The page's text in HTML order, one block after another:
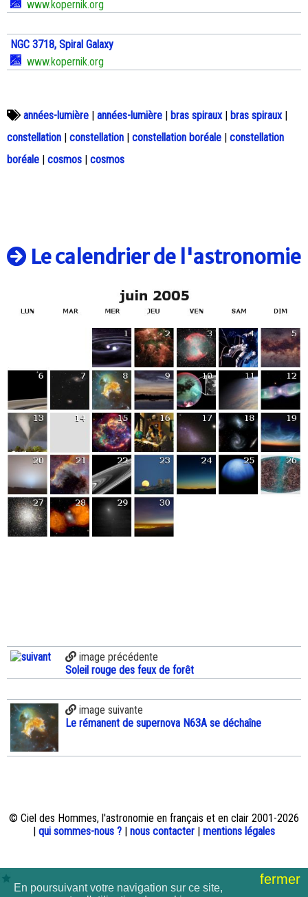
www.kopernik.org
NGC 3718, Spiral Galaxy
www.kopernik.org
années-lumière années-lumière bras spiraux bras spiraux
constellation
constellation constellation boréale
constellation
boréale
cosmos cosmos
Le calendrier de l'astronomie
image précédente
Soleil rouge des feux de forêt
image suivante
Le rémanent de supernova N63A se déchaîne
© Ciel des Hommes, l'astronomie en français et en clair 2001-2026
qui sommes-nous ? nous contacter mentions légales
fermer
En poursuivant votre navigation sur ce site,